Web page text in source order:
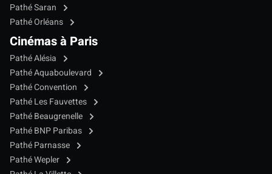
Pathé Saran
Pathé Orléans
Cinémas à Paris
Pathé Alésia
Pathé Aquaboulevard
Pathé Convention
Pathé Les Fauvettes
Pathé Beaugrenelle
Pathé BNP Paribas
Pathé Parnasse
Pathé Wepler